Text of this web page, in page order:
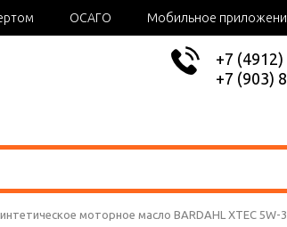
ОСАГО Мобильное
+7
+7 (903)
моторное масло BARDAHL XTEC 5W-